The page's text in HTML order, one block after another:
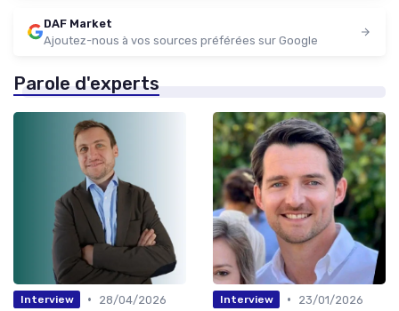
DAF Market
Ajoutez-nous à vos sources préférées sur Google
Parole d'experts
Interview • 28/04/2026 Interview • 23/01/2026